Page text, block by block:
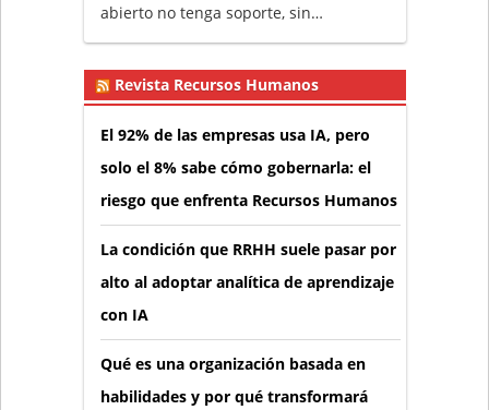
abierto no tenga soporte, sin…
Revista Recursos Humanos
El 92% de las empresas usa IA, pero
solo el 8% sabe cómo gobernarla: el
riesgo que enfrenta Recursos Humanos
La condición que RRHH suele pasar por
alto al adoptar analítica de aprendizaje
con IA
Qué es una organización basada en
habilidades y por qué transformará